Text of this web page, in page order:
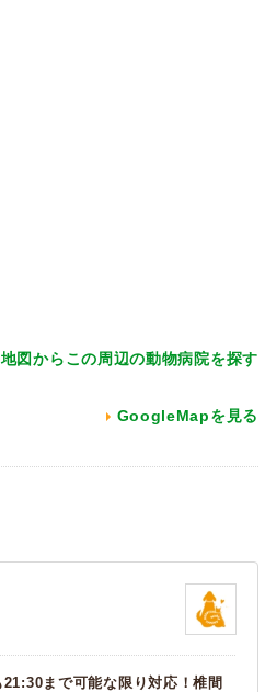
地図からこの周辺の動物病院を探す
GoogleMapを見る
まで可能な限り対応！椎間